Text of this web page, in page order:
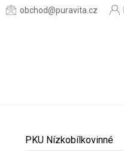
obchod@puravita.cz
PKU Nízkobílkovinné